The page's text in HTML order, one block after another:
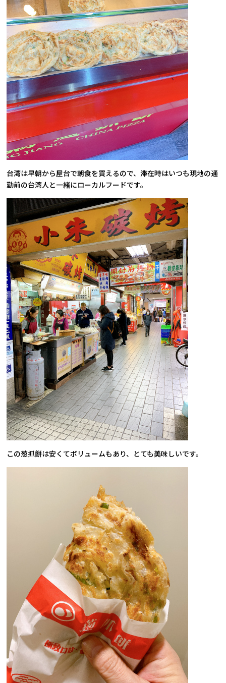
台湾は早朝から屋台で朝食を買えるので、滞在時はいつも現地の通
勤前の台湾人と一緒にローカルフードです。
この葱抓餅は安くてボリュームもあり、とても美味しいです。